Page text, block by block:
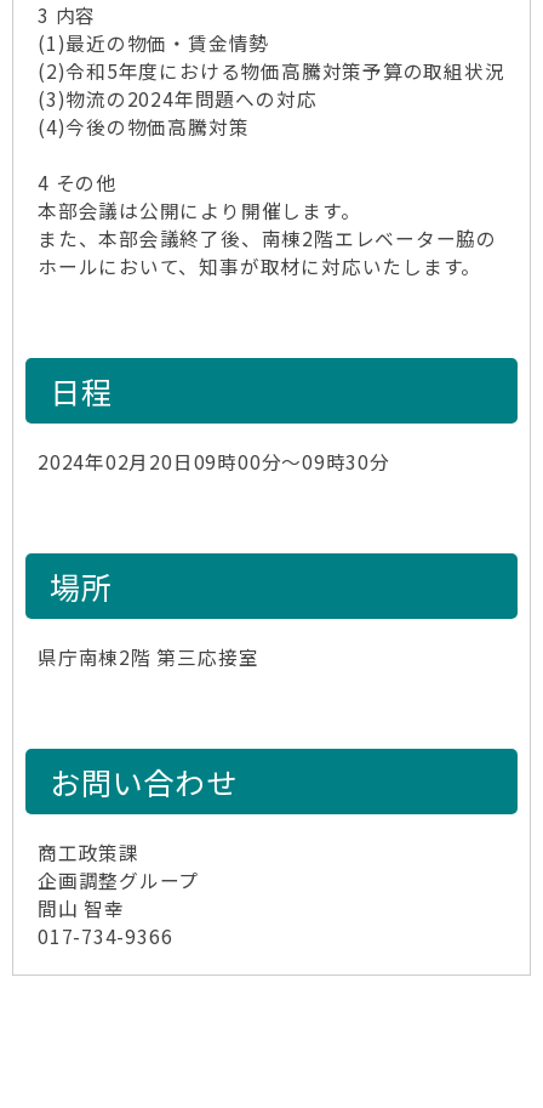
3 内容
(1)最近の物価・賃金情勢
(2)令和5年度における物価高騰対策予算の取組状況
(3)物流の2024年問題への対応
(4)今後の物価高騰対策
4 その他
本部会議は公開により開催します。
また、本部会議終了後、南棟2階エレベーター脇の
ホールにおいて、知事が取材に対応いたします。
日程
2024年02月20日09時00分～09時30分
場所
県庁南棟2階 第三応接室
お問い合わせ
商工政策課
企画調整グループ
間山 智幸
017-734-9366